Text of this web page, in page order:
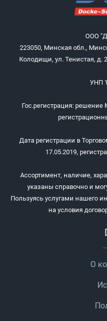
ООО
223050, Минская обл.,
Колодищи, ул. Тенистая, д.
УНП
Гос.регистрация: решение
Дата регистрации в
17.05.2019,
Ассортимент, наличие,
указаны справочно и
Пользуясь услугами нашего
на условия
О